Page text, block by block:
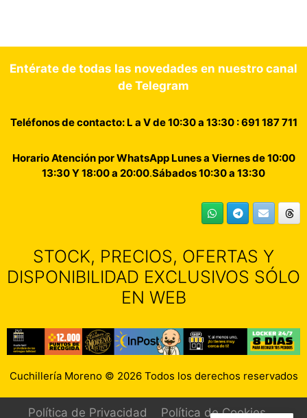
Entérate de todas las novedades en nuestro canal
de Telegram
Teléfonos de contacto: L a V de 10:30 a 13:30 : 691 187 711
Horario Atención por WhatsApp Lunes a Viernes de 10:00
13:30 Y 18:00 a 20:00.Sábados 10:30 a 13:30
STOCK, PRECIOS, OFERTAS Y
DISPONIBILIDAD EXCLUSIVOS SÓLO
EN WEB
Cuchillería Moreno © 2026 Todos los derechos reservados
Política de Privacidad Política de Cookies